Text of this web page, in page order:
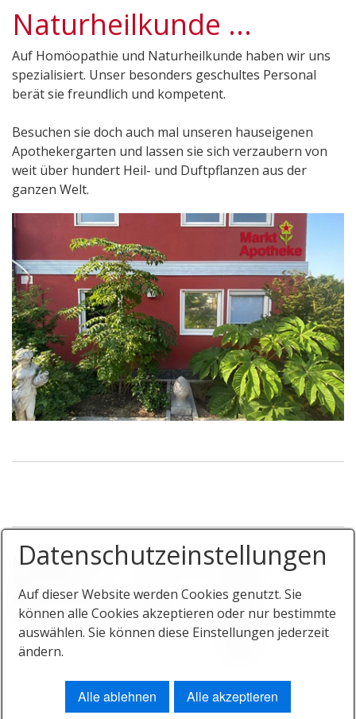
Naturheilkunde ...
Auf Homöopathie und Naturheilkunde haben wir uns
spezialisiert. Unser besonders geschultes Personal
berät sie freundlich und kompetent.
Besuchen sie doch auch mal unseren hauseigenen
Apothekergarten und lassen sie sich verzaubern von
weit über hundert Heil- und Duftpflanzen aus der
ganzen Welt.
Markt-Apotheke
Katharina Reichert
e.K.
Lindenstraße
86420
Diedorf
Telefon:
4411
Telefax:
08238 /
Datenschutzeinstellungen
Auf dieser Website werden Cookies genutzt. Sie
können alle Cookies akzeptieren oder nur bestimmte
auswählen. Sie können diese Einstellungen jederzeit
ändern.
Alle ablehnen Alle akzeptieren